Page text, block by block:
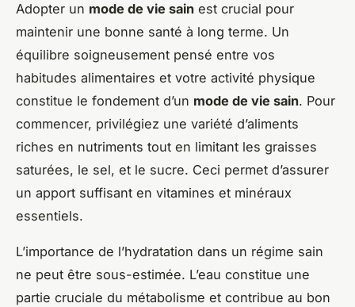
Adopter un mode de vie sain est crucial pour
maintenir une bonne santé à long terme. Un
équilibre soigneusement pensé entre vos
habitudes alimentaires et votre activité physique
constitue le fondement d’un mode de vie sain. Pour
commencer, privilégiez une variété d’aliments
riches en nutriments tout en limitant les graisses
saturées, le sel, et le sucre. Ceci permet d’assurer
un apport suffisant en vitamines et minéraux
essentiels.
L’importance de l’hydratation dans un régime sain
ne peut être sous-estimée. L’eau constitue une
partie cruciale du métabolisme et contribue au bon